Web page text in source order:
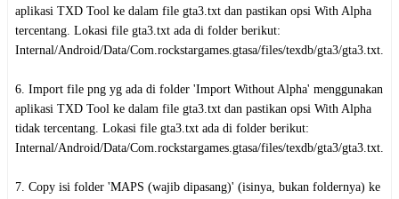
aplikasi TXD Tool ke dalam file gta3.txt dan pastikan opsi With Alpha
tercentang. Lokasi file gta3.txt ada di folder berikut:
Internal/Android/Data/Com.rockstargames.gtasa/files/texdb/gta3/gta3.txt.
6. Import file png yg ada di folder 'Import Without Alpha' menggunakan
aplikasi TXD Tool ke dalam file gta3.txt dan pastikan opsi With Alpha
tidak tercentang. Lokasi file gta3.txt ada di folder berikut:
Internal/Android/Data/Com.rockstargames.gtasa/files/texdb/gta3/gta3.txt.
7. Copy isi folder 'MAPS (wajib dipasang)' (isinya, bukan foldernya) ke